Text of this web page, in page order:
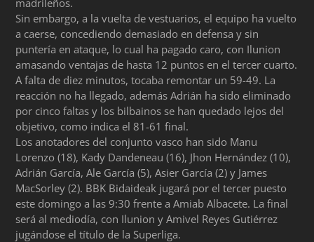
Sin embargo, a la vuelta de vestuarios, el equipo ha vuelto
a caerse, concediendo demasiado en defensa y sin
puntería en ataque, lo cual ha pagado caro, con Ilunion
amasando ventajas de hasta 12 puntos en el tercer cuarto.
A falta de diez minutos, tocaba remontar un 59-49. La
reacción no ha llegado, además Adrián ha sido eliminado
por cinco faltas y los bilbainos se han quedado lejos del
objetivo, como indica el 81-61 final.
Los anotadores del conjunto vasco han sido Manu
Lorenzo (18), Kady Dandeneau (16), Jhon Hernández (10),
Adrián García, Ale García (5), Asier García (2) y James
MacSorley (2). BBK Bidaideak jugará por el tercer puesto
este domingo a las 9:30 frente a Amiab Albacete. La final
será al mediodía, con Ilunion y Amivel Reyes Gutiérrez
jugándose el título de la Superliga.